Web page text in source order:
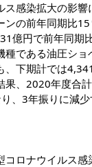
感染拡大の影響
ンの前年同期比
億円で前年同期
種である油圧ショ
、下期計では
果、2020年度合
、3年振りに減
ロナウイルス感